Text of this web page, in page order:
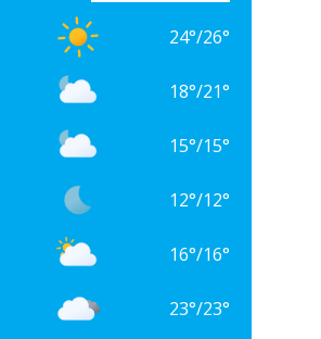
24°/26°
18°/21°
15°/15°
12°/12°
16°/16°
23°/23°